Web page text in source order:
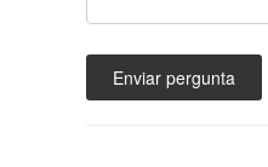
Enviar pergunta